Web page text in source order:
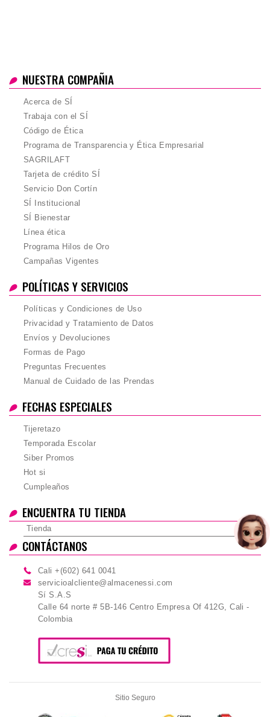
NUESTRA COMPAÑIA
Acerca de SÍ
Trabaja con el SÍ
Código de Ética
Programa de Transparencia y Ética Empresarial
SAGRILAFT
Tarjeta de crédito SÍ
Servicio Don Cortín
SÍ Institucional
SÍ Bienestar
Línea ética
Programa Hilos de Oro
Campañas Vigentes
POLÍTICAS Y SERVICIOS
Políticas y Condiciones de Uso
Privacidad y Tratamiento de Datos
Envíos y Devoluciones
Formas de Pago
Preguntas Frecuentes
Manual de Cuidado de las Prendas
FECHAS ESPECIALES
Tijeretazo
Temporada Escolar
Siber Promos
Hot si
Cumpleaños
ENCUENTRA TU TIENDA
Tienda
CONTÁCTANOS
Cali +(602) 641 0041
servicioalcliente@almacenessi.com
Sí S.A.S
Calle 64 norte # 5B-146 Centro Empresa Of 412G, Cali -
Colombia
Sitio Seguro